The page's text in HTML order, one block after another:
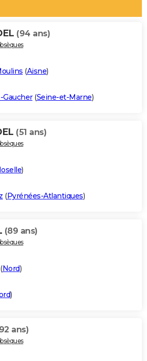
(94 ans)
(Aisne)
Gaucher(Seine-et-Marne)
(51 ans)
)
(Pyrénées-Atlantiques)
(89 ans)
(Nord)
)
ans)